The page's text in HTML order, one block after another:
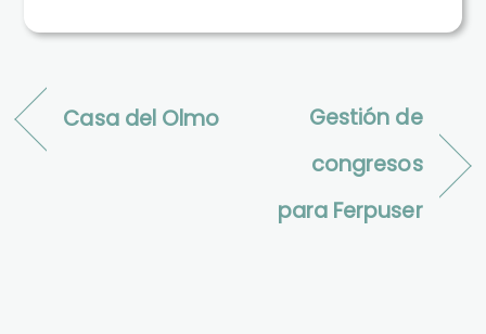
Casa del Olmo
Gestión de
congresos
para Ferpuser